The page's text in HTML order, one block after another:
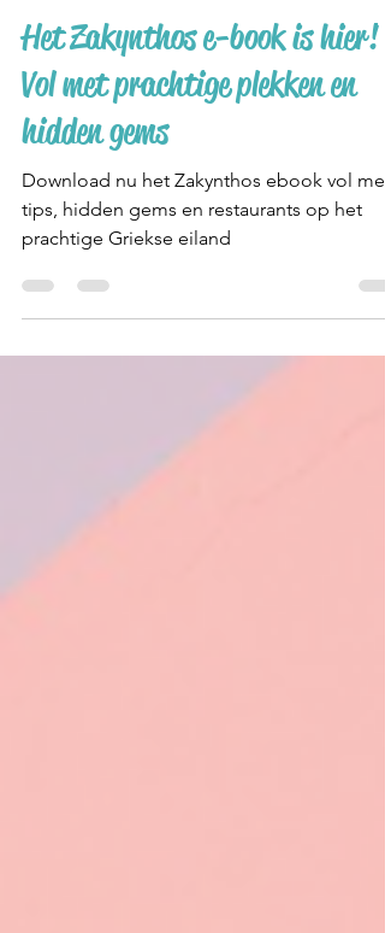
18 jun 2021
2 minuten om te lezen
Het Zakynthos e-book is hier!
Vol met prachtige plekken en
hidden gems
Download nu het Zakynthos ebook vol met
tips, hidden gems en restaurants op het
prachtige Griekse eiland